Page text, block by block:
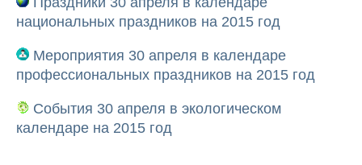
национальных праздников на 2015 год
Мероприятия 30 апреля в календаре
профессиональных праздников на 2015 год
События 30 апреля в экологическом
календаре на 2015 год